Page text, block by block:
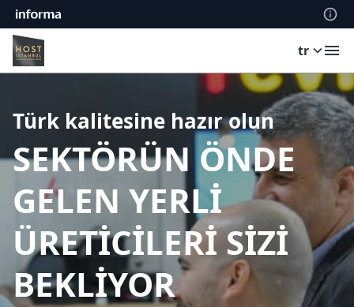
tr
Türk kalitesine hazır olun
SEKTÖRÜN ÖNDE
GELEN YERLİ
ÜRETİCİLERİ SİZİ
BEKLİYOR